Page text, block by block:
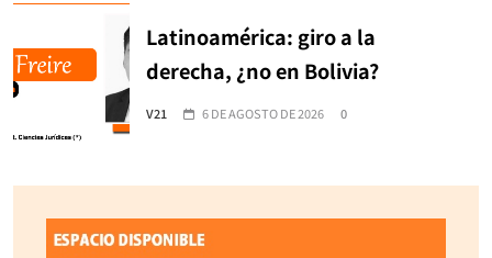
Latinoamérica: giro a la
derecha, ¿no en Bolivia?
V21 6 DE AGOSTO DE 2026 0